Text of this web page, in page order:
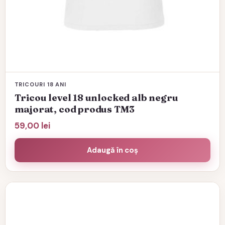
TRICOURI 18 ANI
Tricou level 18 unlocked alb negru
majorat, cod produs TM3
59,00 lei
Adaugă în coș
Acest